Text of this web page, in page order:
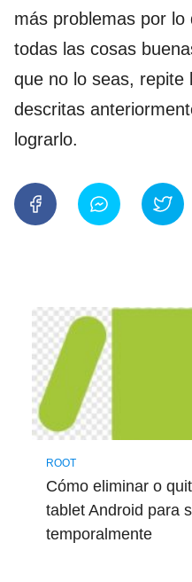
más problemas por
todas las cosas
que no lo seas, repite
descritas
lograrlo.
ROOT
Cómo eliminar o
tablet Android para
temporalmente